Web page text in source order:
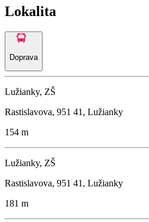
Lokalita
Doprava
Lužianky, ZŠ
Rastislavova, 951 41, Lužianky
154 m
Lužianky, ZŠ
Rastislavova, 951 41, Lužianky
181 m